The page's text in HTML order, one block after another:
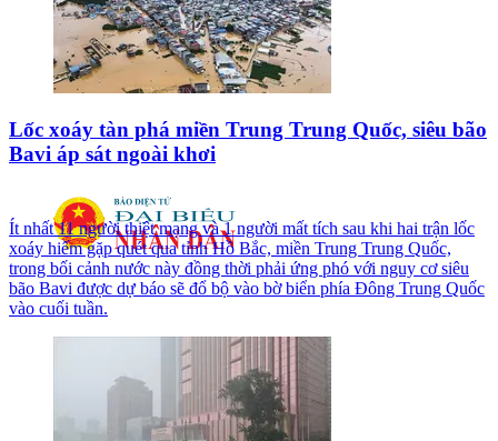
Lốc xoáy tàn phá miền Trung Trung Quốc, siêu bão
Bavi áp sát ngoài khơi
Ít nhất 11 người thiệt mạng và 1 người mất tích sau khi hai trận lốc
xoáy hiếm gặp quét qua tỉnh Hồ Bắc, miền Trung Trung Quốc,
trong bối cảnh nước này đồng thời phải ứng phó với nguy cơ siêu
bão Bavi được dự báo sẽ đổ bộ vào bờ biển phía Đông Trung Quốc
vào cuối tuần.